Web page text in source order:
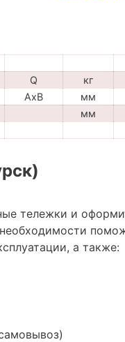
Q кг
AxB мм
мм
тележки и
а также: